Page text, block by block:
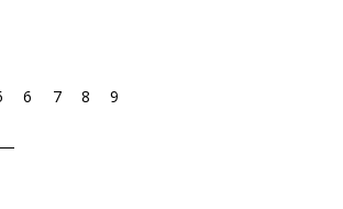
Page
6 Page
7 Page
8 Page
9